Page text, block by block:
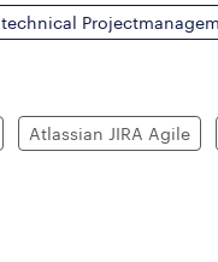
technical
Atlassian JIRA Agile